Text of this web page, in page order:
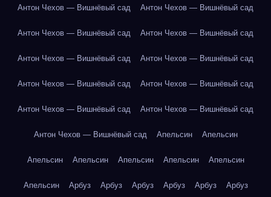
Антон Чехов — Вишнёвый сад Антон Чехов — Вишнёвый сад
Антон Чехов — Вишнёвый сад Антон Чехов — Вишнёвый сад
Антон Чехов — Вишнёвый сад Антон Чехов — Вишнёвый сад
Антон Чехов — Вишнёвый сад Антон Чехов — Вишнёвый сад
Антон Чехов — Вишнёвый сад Антон Чехов — Вишнёвый сад
Антон Чехов — Вишнёвый сад Апельсин Апельсин
Апельсин Апельсин Апельсин Апельсин Апельсин
Апельсин Арбуз Арбуз Арбуз Арбуз Арбуз Арбуз